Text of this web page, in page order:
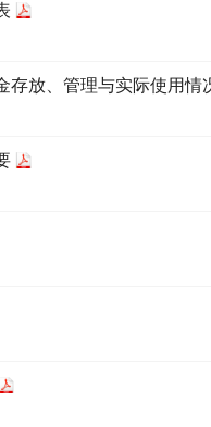
存放、管理与实际使用情